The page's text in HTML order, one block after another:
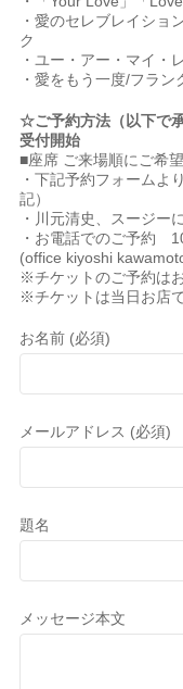
・愛のセレブレイショ
ク
・ユー・アー・マイ・
・愛をもう一度/フラ
☆ご予約方法（以下で
受付開始
■座席 ご来場順にご希
・下記予約フォームよ
記）
・川元清史、スージー
・お電話でのご予約
(office kiyoshi
※チケットのご予約は
※チケットは当日お店
お名前 (必須)
メールアドレス (必須)
題名
メッセージ本文